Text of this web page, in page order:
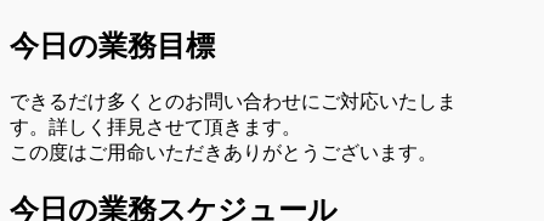
今日の業務目標
できるだけ多くとのお問い合わせにご対応いたしま
す。詳しく拝見させて頂きます。
この度はご用命いただきありがとうございます。
今日の業務スケジュール